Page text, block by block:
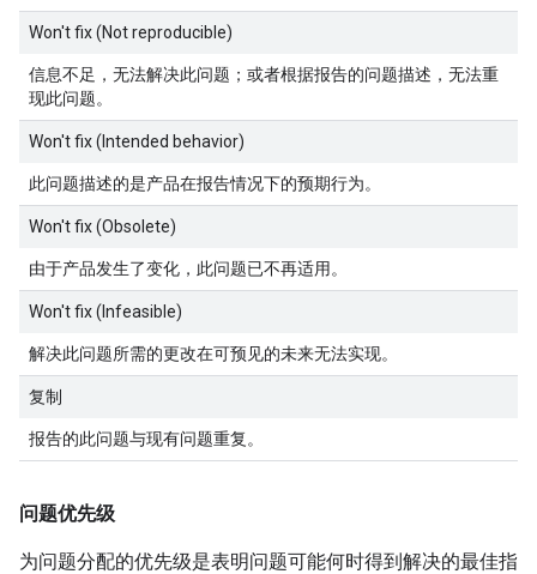
Won't fix (Not reproducible)
信息不足，无法解决此问题；或者根据报告的问题描述，无法重
现此问题。
Won't fix (Intended behavior)
此问题描述的是产品在报告情况下的预期行为。
Won't fix (Obsolete)
由于产品发生了变化，此问题已不再适用。
Won't fix (Infeasible)
解决此问题所需的更改在可预见的未来无法实现。
复制
报告的此问题与现有问题重复。
问题优先级
为问题分配的优先级是表明问题可能何时得到解决的最佳指